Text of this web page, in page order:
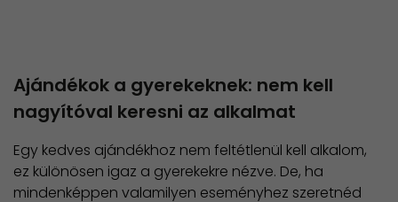
Ajándékok a gyerekeknek: nem kell
nagyítóval keresni az alkalmat
Egy kedves ajándékhoz nem feltétlenül kell alkalom,
ez különösen igaz a gyerekekre nézve. De, ha
mindenképpen valamilyen eseményhez szeretnéd